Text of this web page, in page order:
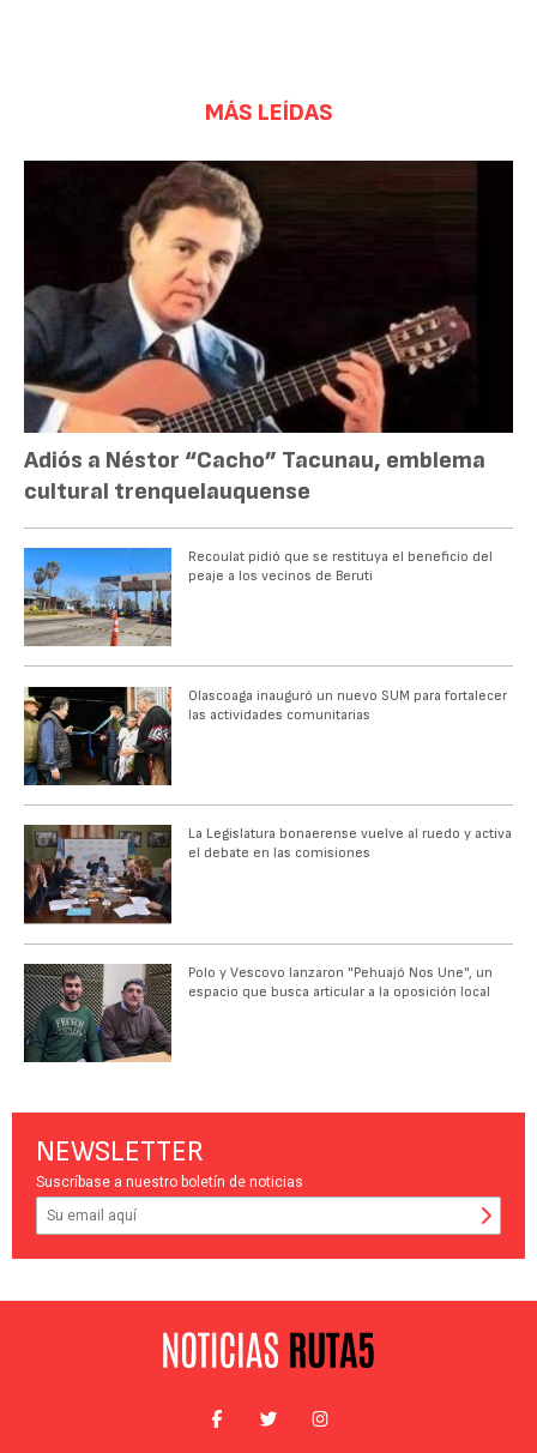
MÁS LEÍDAS
Adiós a Néstor “Cacho” Tacunau, emblema
cultural trenquelauquense
Recoulat pidió que se restituya el beneficio del
peaje a los vecinos de Beruti
Olascoaga inauguró un nuevo SUM para fortalecer
las actividades comunitarias
La Legislatura bonaerense vuelve al ruedo y activa
el debate en las comisiones
Polo y Vescovo lanzaron "Pehuajó Nos Une", un
espacio que busca articular a la oposición local
NEWSLETTER
Suscríbase a nuestro boletín de noticias